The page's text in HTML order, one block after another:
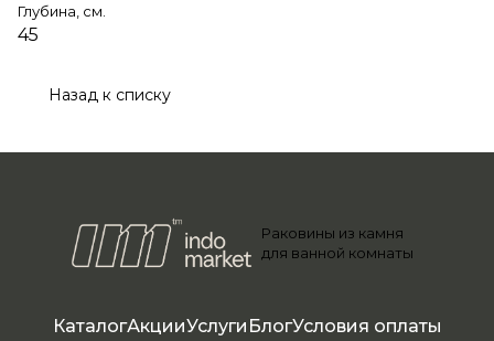
Глубина, см.
45
Назад к списку
Раковины из камня
для ванной комнаты
КаталогАкцииУслуги БлогУсловия оплаты